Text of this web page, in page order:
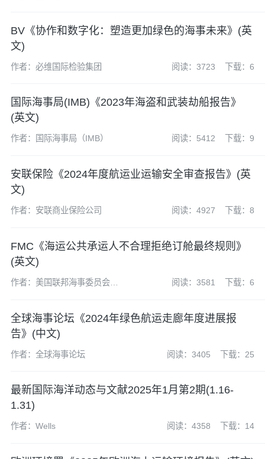
BV《协作和数字化：塑造更加绿色的海事未来》(英
文)
作者：必维国际检验集团 阅读：3723 下载：6
国际海事局(IMB)《2023年海盗和武装劫船报告》
(英文)
作者：国际海事局（IMB） 阅读：5412 下载：9
安联保险《2024年度航运业运输安全审查报告》(英
文)
作者：安联商业保险公司 阅读：4927 下载：8
FMC《海运公共承运人不合理拒绝订舱最终规则》
(英文)
作者：美国联邦海事委员会
阅读：3581 下载：6
全球海事论坛《2024年绿色航运走廊年度进展报
告》(中文)
作者：全球海事论坛 阅读：3405 下载：25
最新国际海洋动态与文献2025年1月第2期(1.16-
1.31)
作者：Wells 阅读：4358 下载：14